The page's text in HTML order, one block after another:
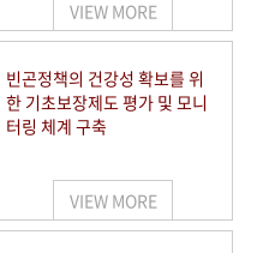
VIEW MORE
빈곤정책의 건강성 확보를 위
한 기초보장제도 평가 및 모니
터링 체계 구축
VIEW MORE